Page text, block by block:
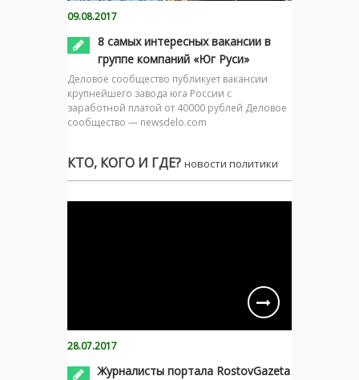
09.08.2017
8 самых интересных вакансии в
группе компаний «Юг Руси»
Деловое сообщество публикует вакансии
крупнейшего завода юга России с
заработной платой от 40000 рублей Деловое
сообщество — newsdelo.com
КТО, КОГО И ГДЕ? новости политики
28.07.2017
Журналисты портала RostovGazeta